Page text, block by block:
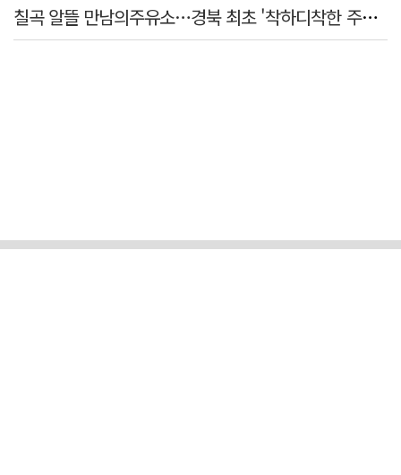
칠곡 알뜰 만남의주유소…경북 최초 '착하디착한 주유소' 선정